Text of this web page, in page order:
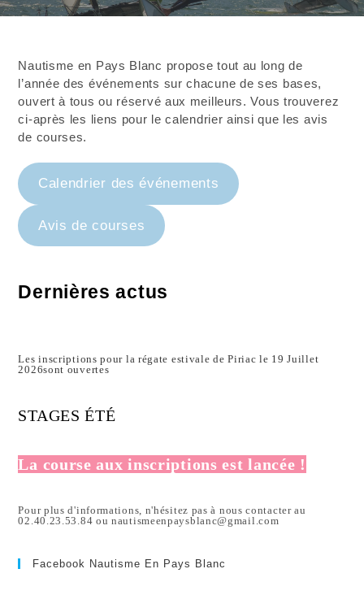
Nautisme en Pays Blanc propose tout au long de
l’année des événements sur chacune de ses bases,
ouvert à tous ou réservé aux meilleurs. Vous trouverez
ci-après les liens pour le calendrier ainsi que les avis
de courses.
Calendrier des événements
Avis de courses
Dernières actus
Les inscriptions pour la régate estivale de Piriac le 19 Juillet
2026sont ouvertes
STAGES ÉTÉ
La course aux inscriptions est lancée !
Pour plus d'informations, n'hésitez pas à nous contacter au
02.40.23.53.84 ou nautismeenpaysblanc@gmail.com
Facebook Nautisme En Pays Blanc